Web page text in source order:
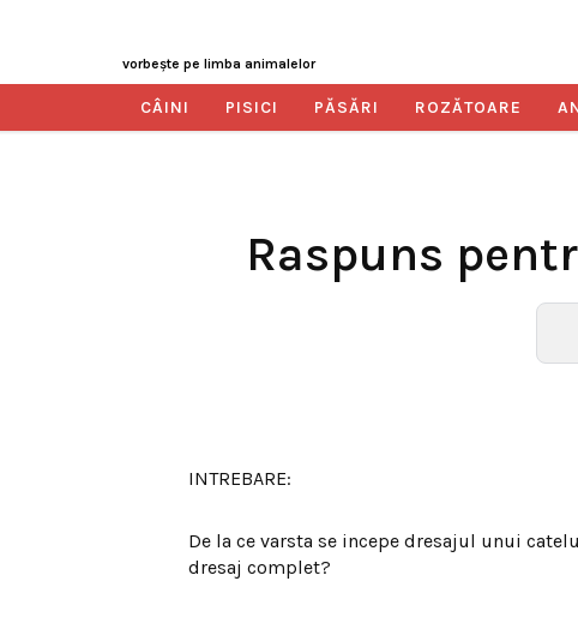
vorbeşte pe limba animalelor
CÂINI PISICI PĂSĂRI ROZĂTOARE
Raspuns
INTREBARE:
De la ce varsta se incepe dresajul unui
dresaj complet?